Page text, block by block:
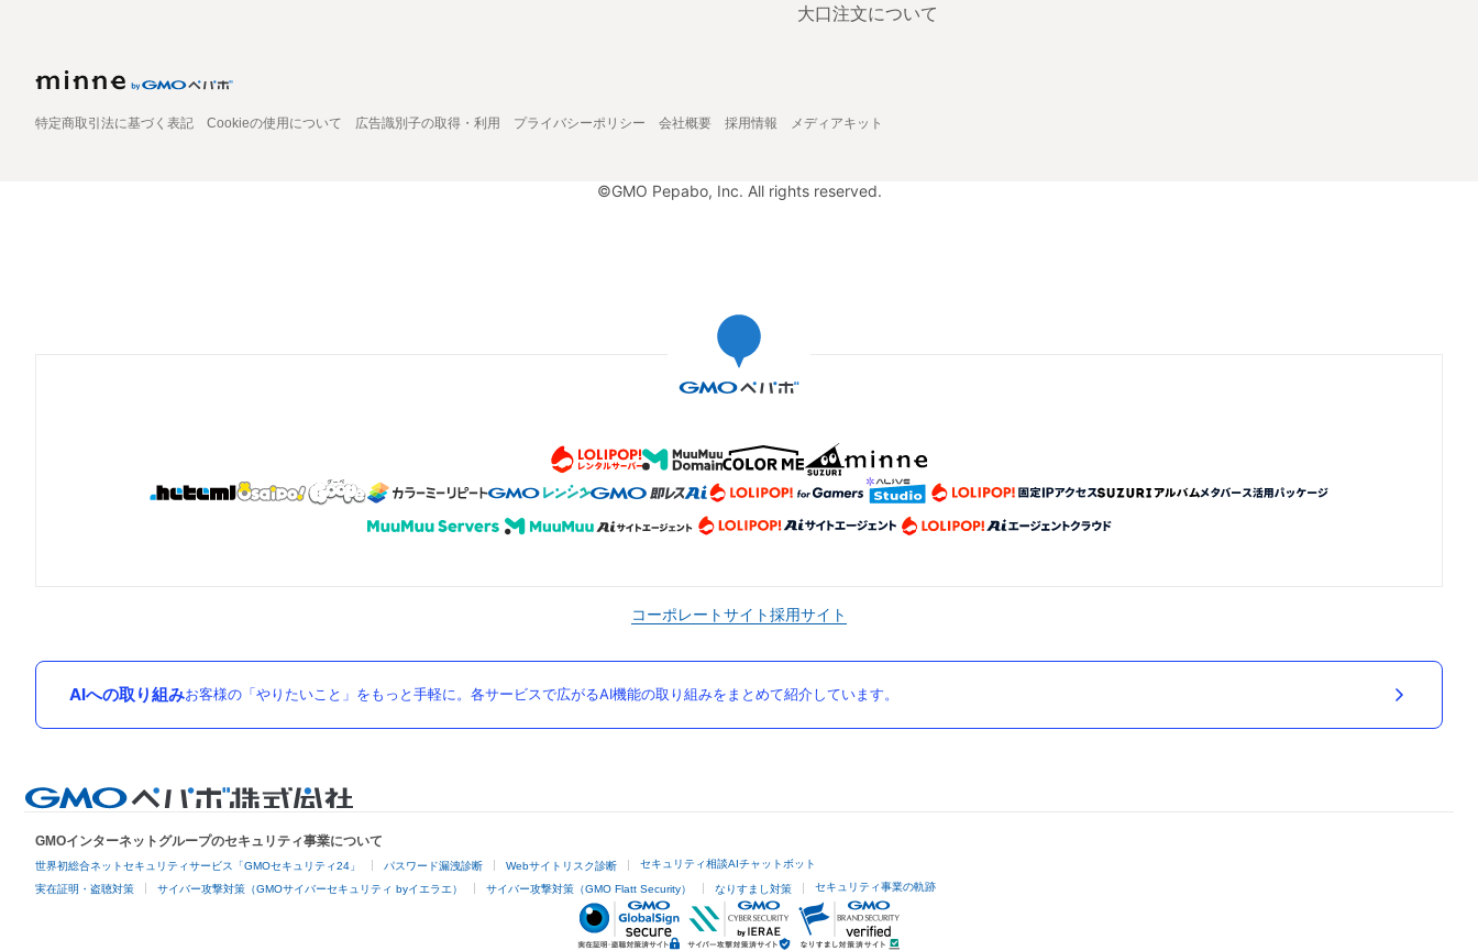
大口注文について
特定商取引法に基づく表記 Cookieの使用について 広告識別子の取得・利用 プライバシーポリシー 会社概要 採用情報 メディアキット
©GMO Pepabo, Inc. All rights reserved.
コーポレートサイト採用サイト
AIへの取り組みお客様の「やりたいこと」をもっと手軽に。各サービスで広がるAI機能の取り組みをまとめて紹介しています。
GMOインターネットグループのセキュリティ事業について
世界初総合ネットセキュリティサービス「GMOセキュリティ24」 パスワード漏洩診断 Webサイトリスク診断 セキュリティ相談AIチャットボット
実在証明・盗聴対策 サイバー攻撃対策（GMOサイバーセキュリティ byイエラエ） サイバー攻撃対策（GMO Flatt Security） なりすまし対策 セキュリティ事業の軌跡